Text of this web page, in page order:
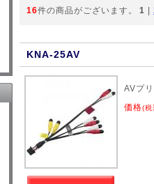
16件の商品がございます。 1 |
KNA-25AV
AVプ
価格(税